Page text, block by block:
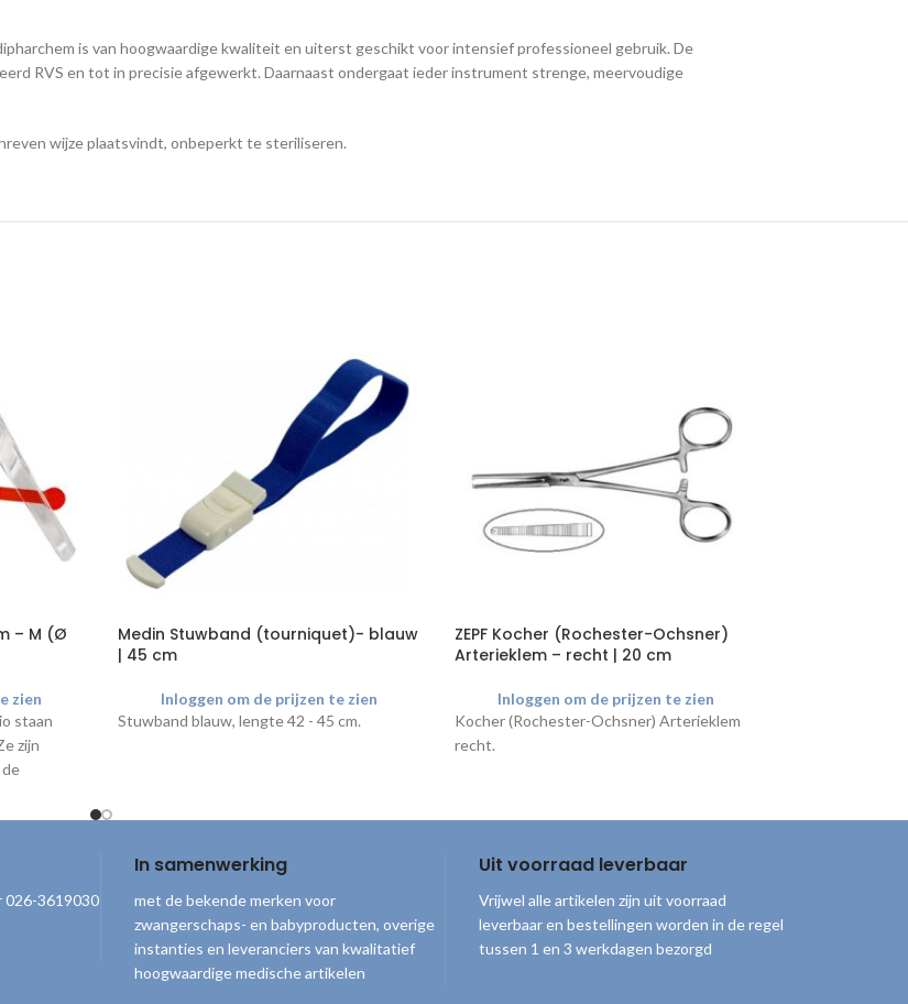
is van hoogwaardige kwaliteit en uiterst geschikt voor intensief professioneel gebruik. De
RVS en tot in precisie afgewerkt. Daarnaast ondergaat ieder instrument strenge, meervoudige
wijze plaatsvindt, onbeperkt te steriliseren.
– M (Ø
zien
staan
zijn
steriel
Medin Stuwband (tourniquet)- blauw
| 45 cm
Inloggen om de prijzen te zien
Stuwband blauw, lengte 42 - 45 cm.
ZEPF Kocher (Rochester-Ochsner)
Arterieklem – recht | 20 cm
Inloggen om de prijzen te zien
Kocher (Rochester-Ochsner) Arterieklem
recht.
026-3619030
In samenwerking
met de bekende merken voor
zwangerschaps- en babyproducten, overige
instanties en leveranciers van kwalitatief
hoogwaardige medische artikelen
Uit voorraad leverbaar
Vrijwel alle artikelen zijn uit voorraad
leverbaar en bestellingen worden in de regel
tussen 1 en 3 werkdagen bezorgd